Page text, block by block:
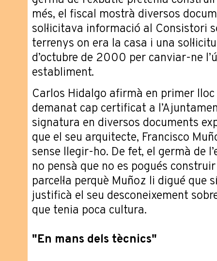
més, el fiscal mostrà diversos
sol·licitava informació al Consistori
terrenys on era la casa i una
d’octubre de 2000 per canviar-ne
establiment.
Carlos Hidalgo afirmà en primer
demanat cap certificat a
signatura en diversos documents
que el seu arquitecte, Francisco
sense llegir-ho. De fet, el germà de
no pensà que no es pogués
parcel·la perquè Muñoz li digué que
justificà el seu desconeixement
que tenia poca cultura.
"En mans dels tècnics"